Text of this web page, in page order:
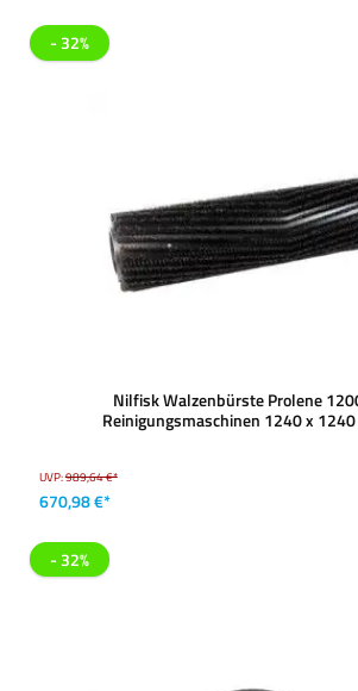
- 32%
Nilfisk Walzenbürste Prolene
Reinigungsmaschinen 1240 x
UVP:989,64 €*
670,98 €*
- 32%